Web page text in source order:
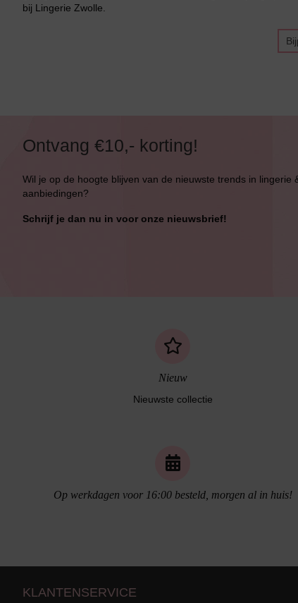
bij Lingerie Zwolle.
Ontvang €10,- korting!
Wil je op de hoogte blijven van de nieuwste trends in lingerie
aanbiedingen?
Schrijf je dan nu in voor onze nieuwsbrief!
Nieuw
Nieuwste collectie
Op werkdagen voor 16:00 besteld, morgen al in huis!
KLANTENSERVICE